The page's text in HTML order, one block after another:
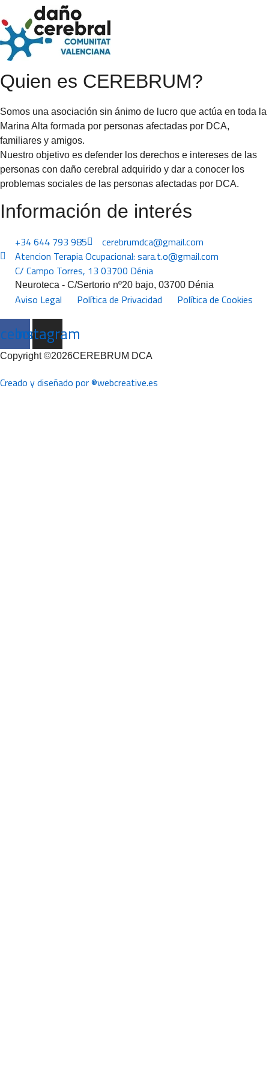
Quien es CEREBRUM?
Somos una asociación sin ánimo de lucro que actúa en toda la
Marina Alta formada por personas afectadas por DCA,
familiares y amigos.
Nuestro objetivo es defender los derechos e intereses de las
personas con daño cerebral adquirido y dar a conocer los
problemas sociales de las personas afectadas por DCA.
Información de interés
+34 644 793 985
cerebrumdca@gmail.com
Atencion Terapia Ocupacional: sara.t.o@gmail.com
C/ Campo Torres, 13 03700 Dénia
Neuroteca - C/Sertorio nº20 bajo, 03700 Dénia
Aviso Legal Política de Privacidad Política de Cookies
Instagram
Copyright ©2026CEREBRUM DCA
Creado y diseñado por ®webcreative.es